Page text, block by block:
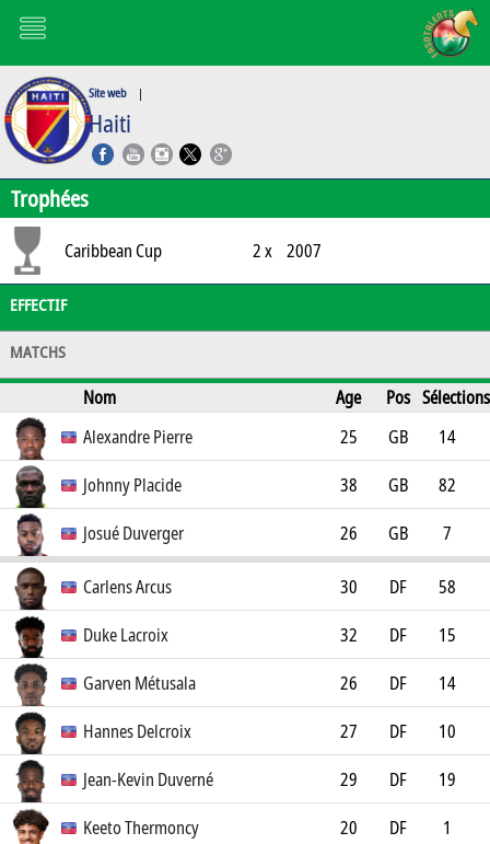
Site web |
Haiti
Trophées
Caribbean Cup 2 x 2007
EFFECTIF
MATCHS
Nom Age Pos Sélections
Buts
Club
Alexandre Pierre 25 GB
14
0
FC Sochaux-Montbéliard
Johnny Placide 38 GB
82
0
SC Bastia
Josué Duverger 26 GB
7
0
FC Cosmos Koblenz
Carlens Arcus 30 DF
58
1
Angers SCO
Duke Lacroix 32 DF
15
3
Colorado Springs
Switchbacks FC
Garven Métusala 26 DF
14
0
Colorado Springs
Switchbacks FC
Hannes Delcroix 27 DF
10
0
FC Lugano
Jean-Kevin Duverné 29 DF
19
1
FC Nantes
Keeto Thermoncy 20 DF
1